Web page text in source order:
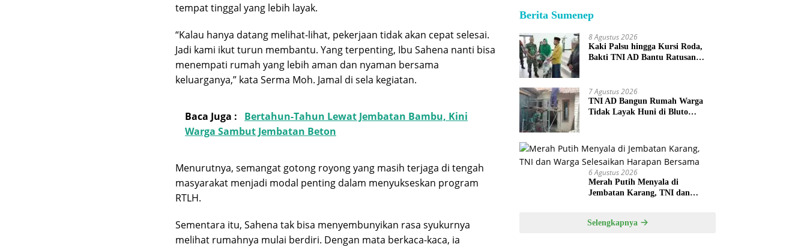
tempat tinggal yang lebih layak.
“Kalau hanya datang melihat-lihat, pekerjaan tidak akan cepat selesai.
Jadi kami ikut turun membantu. Yang terpenting, Ibu Sahena nanti bisa
menempati rumah yang lebih aman dan nyaman bersama
keluarganya,” kata Serma Moh. Jamal di sela kegiatan.
Baca Juga :
Bertahun-Tahun Lewat Jembatan Bambu, Kini
Warga Sambut Jembatan Beton
Menurutnya, semangat gotong royong yang masih terjaga di tengah
masyarakat menjadi modal penting dalam menyukseskan program
RTLH.
Sementara itu, Sahena tak bisa menyembunyikan rasa syukurnya
melihat rumahnya mulai berdiri. Dengan mata berkaca-kaca, ia
Berita Sumenep
8 Agustus 2026
Kaki Palsu hingga Kursi Roda,
Bakti TNI AD Bantu Ratusan
7 Agustus 2026
TNI AD Bangun Rumah Warga
Tidak Layak Huni di Bluto
6 Agustus 2026
Merah Putih Menyala di
Jembatan Karang, TNI dan
Selengkapnya